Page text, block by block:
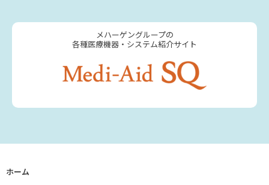
メハーゲングループの
各種医療機器・システム紹介サイト
ホーム